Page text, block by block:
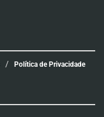
Política de Privacidade